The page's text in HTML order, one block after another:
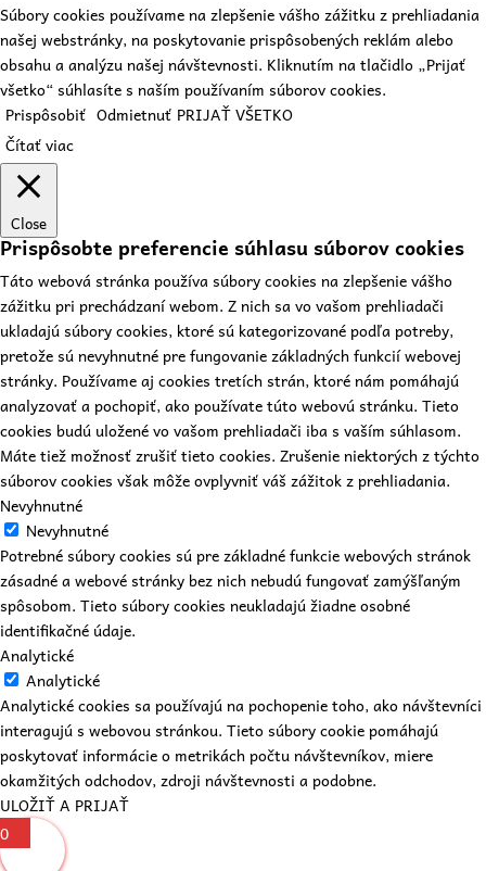
Súbory cookies používame na zlepšenie vášho zážitku z prehliadania
našej webstránky, na poskytovanie prispôsobených reklám alebo
obsahu a analýzu našej návštevnosti. Kliknutím na tlačidlo „Prijať
všetko“ súhlasíte s naším používaním súborov cookies.
Prispôsobiť Odmietnuť PRIJAŤ VŠETKO
Čítať viac
Close
Prispôsobte preferencie súhlasu súborov cookies
Táto webová stránka používa súbory cookies na zlepšenie vášho
zážitku pri prechádzaní webom. Z nich sa vo vašom prehliadači
ukladajú súbory cookies, ktoré sú kategorizované podľa potreby,
pretože sú nevyhnutné pre fungovanie základných funkcií webovej
stránky. Používame aj cookies tretích strán, ktoré nám pomáhajú
analyzovať a pochopiť, ako používate túto webovú stránku. Tieto
cookies budú uložené vo vašom prehliadači iba s vaším súhlasom.
Máte tiež možnosť zrušiť tieto cookies. Zrušenie niektorých z týchto
súborov cookies však môže ovplyvniť váš zážitok z prehliadania.
Nevyhnutné
Nevyhnutné
Potrebné súbory cookies sú pre základné funkcie webových stránok
zásadné a webové stránky bez nich nebudú fungovať zamýšľaným
spôsobom. Tieto súbory cookies neukladajú žiadne osobné
identifikačné údaje.
Analytické
Analytické
Analytické cookies sa používajú na pochopenie toho, ako návštevníci
interagujú s webovou stránkou. Tieto súbory cookie pomáhajú
poskytovať informácie o metrikách počtu návštevníkov, miere
okamžitých odchodov, zdroji návštevnosti a podobne.
ULOŽIŤ A PRIJAŤ
0